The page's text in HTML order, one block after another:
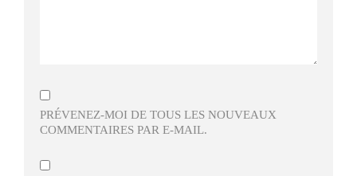
PRÉVENEZ-MOI DE TOUS LES NOUVEAUX
COMMENTAIRES PAR E-MAIL.